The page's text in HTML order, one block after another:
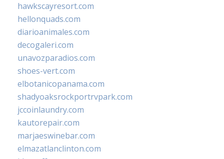
hawkscayresort.com
hellonquads.com
diarioanimales.com
decogaleri.com
unavozparadios.com
shoes-vert.com
elbotanicopanama.com
shadyoaksrockportrvpark.com
jccoinlaundry.com
kautorepair.com
marjaeswinebar.com
elmazatlanclinton.com